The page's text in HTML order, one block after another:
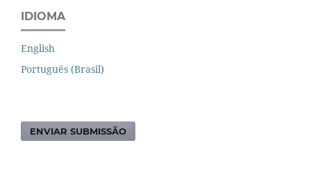
IDIOMA
English
Português (Brasil)
ENVIAR SUBMISSÃO